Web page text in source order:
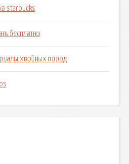
starbucks
бесплатно
хвойных пород